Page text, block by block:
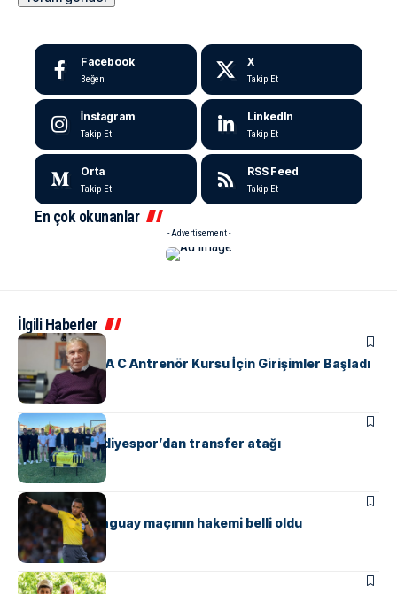
Facebook
Beğen
X
Takip Et
İnstagram
Takip Et
LinkedIn
Takip Et
Orta
Takip Et
RSS Feed
Takip Et
En çok okunanlar
- Advertisement -
İlgili Haberler
SPOR
Yalova’da UEFA C Antrenör Kursu İçin Girişimler Başladı
ÇINARCIKSPOR
Çınarcık Belediyespor’dan transfer atağı
SPOR
Türkiye – Paraguay maçının hakemi belli oldu
SPOR